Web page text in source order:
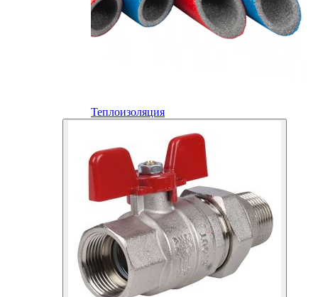
Теплоизоляция